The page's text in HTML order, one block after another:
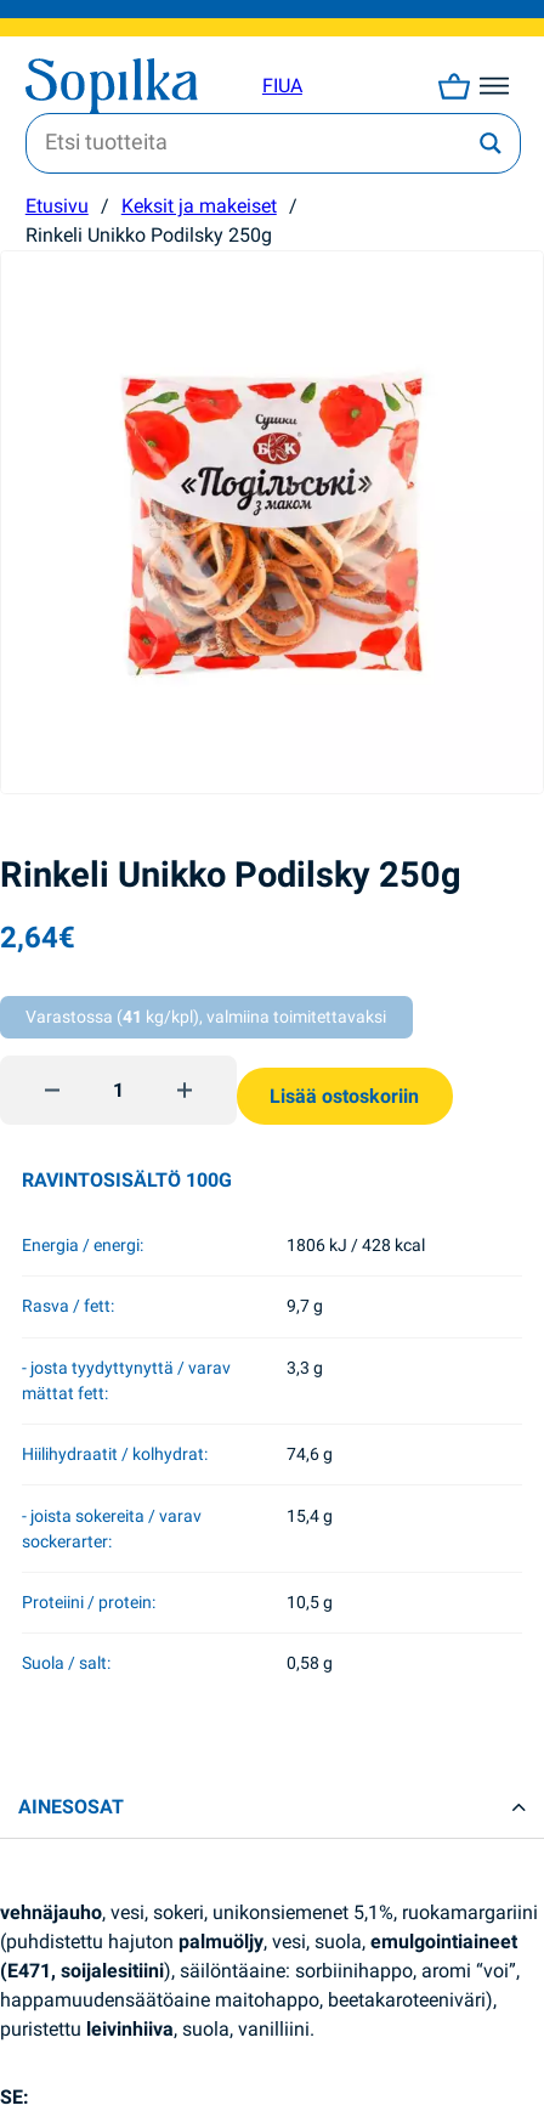
FIUA
Etusivu / Keksit ja makeiset /
Rinkeli Unikko Podilsky 250g
Rinkeli Unikko Podilsky 250g
2,64€
Varastossa (41 kg/kpl), valmiina toimitettavaksi
Rinkeli Unikko Podilsky 250g quantity
Lisää ostoskoriin
RAVINTOSISÄLTÖ 100G
Energia / energi: 1806 kJ / 428 kcal
Rasva / fett: 9,7 g
- josta tyydyttynyttä / varav
mättat fett:
3,3 g
Hiilihydraatit / kolhydrat: 74,6 g
- joista sokereita / varav
sockerarter:
15,4 g
Proteiini / protein: 10,5 g
Suola / salt: 0,58 g
AINESOSAT
vehnäjauho, vesi, sokeri, unikonsiemenet 5,1%, ruokamargariini
(puhdistettu hajuton palmuöljy, vesi, suola, emulgointiaineet
(E471, soijalesitiini), säilöntäaine: sorbiinihappo, aromi “voi”,
happamuudensäätöaine maitohappo, beetakaroteeniväri),
puristettu leivinhiiva, suola, vanilliini.
SE: